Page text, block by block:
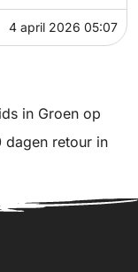
4 april 2026 05:07
in Groen op
dagen retour in